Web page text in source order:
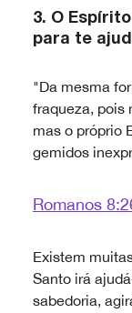
3. O
para te
"Da mesma
fraqueza, pois
mas o próprio
gemidos
Romanos
Existem
Santo irá
sabedoria,